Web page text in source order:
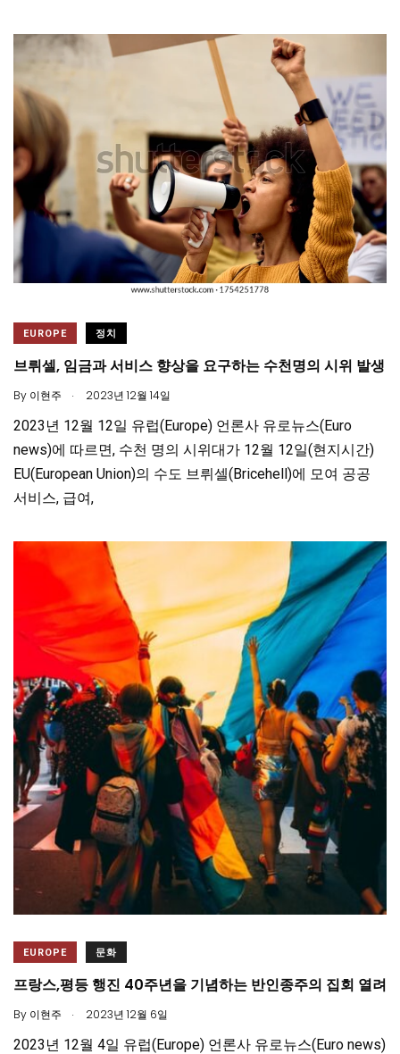
EUROPE 정치
브뤼셀, 임금과 서비스 향상을 요구하는 수천명의 시위 발생
By 이현주 . 2023년 12월 14일
2023년 12월 12일 유럽(Europe) 언론사 유로뉴스(Euro
news)에 따르면, 수천 명의 시위대가 12월 12일(현지시간)
EU(European Union)의 수도 브뤼셀(Bricehell)에 모여 공공
서비스, 급여,
EUROPE 문화
프랑스,평등 행진 40주년을 기념하는 반인종주의 집회 열려
By 이현주 . 2023년 12월 6일
2023년 12월 4일 유럽(Europe) 언론사 유로뉴스(Euro news)